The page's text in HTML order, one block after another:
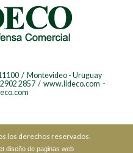
/ Montevideo - Uruguay
2857 / www.lideco.com -
los derechos reservados.
diseño de paginas web